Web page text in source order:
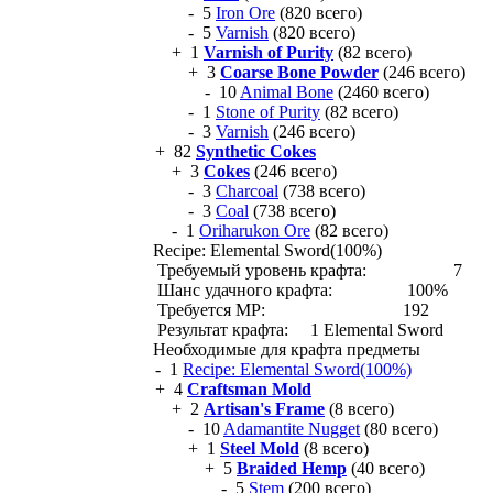
- 5 Iron Ore (820 всего)
- 5 Varnish (820 всего)
+ 1 Varnish of Purity (82 всего)
+ 3 Coarse Bone Powder (246 всего)
- 10 Animal Bone (2460 всего)
- 1 Stone of Purity (82 всего)
- 3 Varnish (246 всего)
+ 82 Synthetic Cokes
+ 3 Cokes (246 всего)
- 3 Charcoal (738 всего)
- 3 Coal (738 всего)
- 1 Oriharukon Ore (82 всего)
Recipe: Elemental Sword(100%)
Требуемый уровень крафта:
7
Шанс удачного крафта:
100%
Требуется MP:
192
Результат крафта:
1 Elemental Sword
Необходимые для крафта предметы
- 1 Recipe: Elemental Sword(100%)
+ 4 Craftsman Mold
+ 2 Artisan's Frame (8 всего)
- 10 Adamantite Nugget (80 всего)
+ 1 Steel Mold (8 всего)
+ 5 Braided Hemp (40 всего)
- 5 Stem (200 всего)